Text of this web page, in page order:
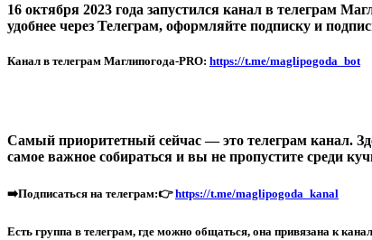
16 октября 2023 года запустился канал в телеграм
удобнее через Телеграм, оформляйте подписку и
Канал в телеграм Маглипогода-PRO: https://t.me/maglipogoda_bot
Самый приоритетный сейчас — это телеграм канал.
самое важное собираться и вы не пропустите среди
➡️Подписаться на телеграм:👉https://t.me/maglipogoda_kanal
Есть группа в телеграм, где можно общаться, она привязана к